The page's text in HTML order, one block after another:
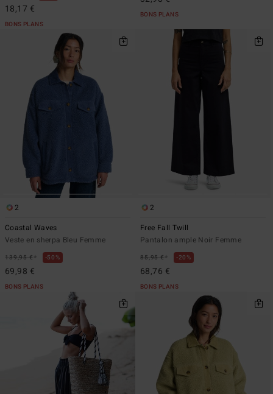
18,17 €
BONS PLANS
BONS PLANS
2
Coastal Waves
Veste en sherpa Bleu Femme
139,95 €* 50%
69,98 €
BONS PLANS
2
Free Fall Twill
Pantalon ample Noir Femme
85,95 €* 20%
68,76 €
BONS PLANS